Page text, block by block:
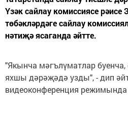
Үзәк сайлау комиссиясе
төбәкләрдәге сайлау
нәтиҗә ясаганда әйтте.
"Якынча мәгълүматлар буенча,
яхшы дәрәҗәдә узды", - дип
видеоконференция